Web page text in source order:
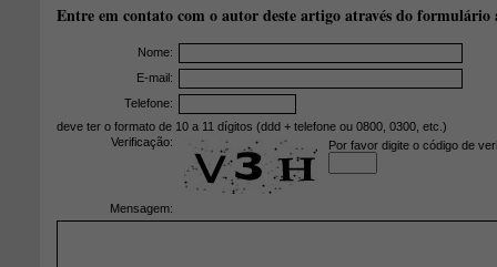
Entre em contato com o autor deste artigo através do formulário
Nome:
E-mail:
Telefone:
deve ter o formato de 10 a 11 dígitos (ddd + telefone ou 0800, 0300, etc.)
Verificação:
Por favor digite o código de
Mensagem: